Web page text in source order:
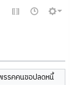
รรคคนขอปลดหนี้